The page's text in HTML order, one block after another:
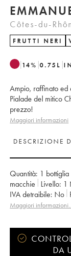
Côtes-du-
FRUTTI NERI
14% 0.75 L
Ampio, raffinato ed
Pialade del mitico
prezzo!
Maggiori informazioni
DESCRIZIONE
Quantità: 1 bottiglia
macchie
Livello: 1
IVA detraibile:
no
Denominazione:
Maggiori
DA